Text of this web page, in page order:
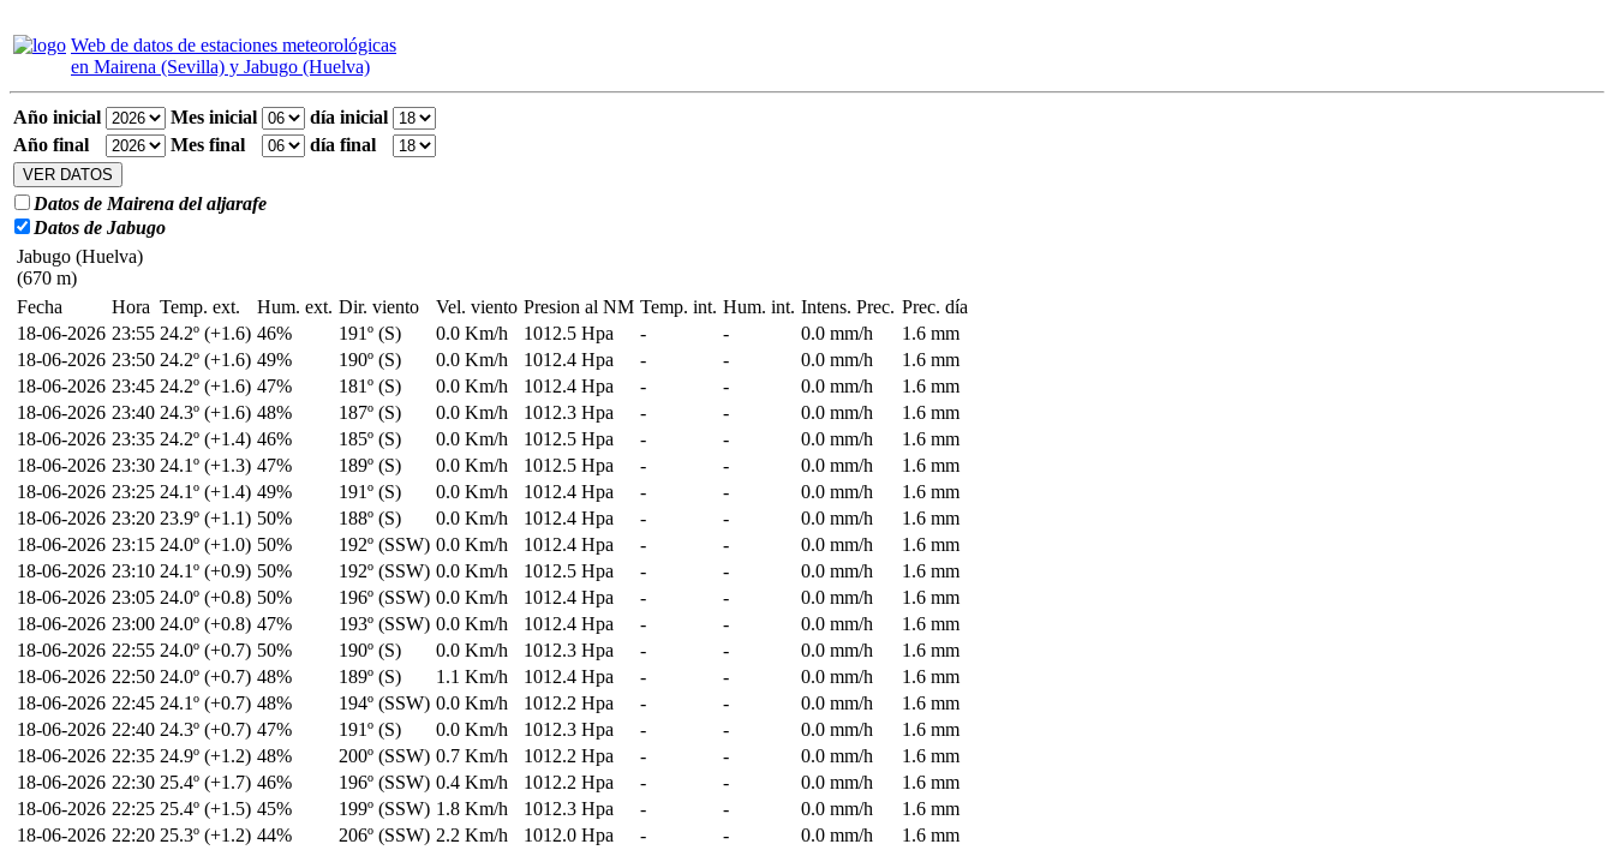
Web de datos de estaciones meteorológicas
en Mairena (Sevilla) y Jabugo (Huelva)
Año inicial Mes inicial
día inicial
Año final
Mes final día final
Datos de Mairena del aljarafe
Datos de Jabugo
Jabugo (Huelva)
(670 m)
Fecha
Hora Temp. ext. Hum. ext. Dir. viento Vel. viento Presion al NM Temp. int. Hum. int. Intens. Prec. Prec. día
18-06-2026 23:55 24.2º (+1.6) 46% 191º (S) 0.0 Km/h 1012.5 Hpa - - 0.0 mm/h
1.6 mm
18-06-2026 23:50 24.2º (+1.6) 49% 190º (S) 0.0 Km/h 1012.4 Hpa - - 0.0 mm/h
1.6 mm
18-06-2026 23:45 24.2º (+1.6) 47% 181º (S) 0.0 Km/h 1012.4 Hpa - - 0.0 mm/h
1.6 mm
18-06-2026 23:40 24.3º (+1.6) 48% 187º (S) 0.0 Km/h 1012.3 Hpa - - 0.0 mm/h
1.6 mm
18-06-2026 23:35 24.2º (+1.4) 46% 185º (S) 0.0 Km/h 1012.5 Hpa - - 0.0 mm/h
1.6 mm
18-06-2026 23:30 24.1º (+1.3) 47% 189º (S) 0.0 Km/h 1012.5 Hpa - - 0.0 mm/h
1.6 mm
18-06-2026 23:25 24.1º (+1.4) 49% 191º (S) 0.0 Km/h 1012.4 Hpa - - 0.0 mm/h
1.6 mm
18-06-2026 23:20 23.9º (+1.1) 50% 188º (S) 0.0 Km/h 1012.4 Hpa - - 0.0 mm/h
1.6 mm
18-06-2026 23:15 24.0º (+1.0) 50% 192º (SSW) 0.0 Km/h 1012.4 Hpa - - 0.0 mm/h
1.6 mm
18-06-2026 23:10 24.1º (+0.9) 50% 192º (SSW) 0.0 Km/h 1012.5 Hpa - - 0.0 mm/h
1.6 mm
18-06-2026 23:05 24.0º (+0.8) 50% 196º (SSW) 0.0 Km/h 1012.4 Hpa - - 0.0 mm/h
1.6 mm
18-06-2026 23:00 24.0º (+0.8) 47% 193º (SSW) 0.0 Km/h 1012.4 Hpa - - 0.0 mm/h
1.6 mm
18-06-2026 22:55 24.0º (+0.7) 50% 190º (S) 0.0 Km/h 1012.3 Hpa - - 0.0 mm/h
1.6 mm
18-06-2026 22:50 24.0º (+0.7) 48% 189º (S) 1.1 Km/h 1012.4 Hpa - - 0.0 mm/h
1.6 mm
18-06-2026 22:45 24.1º (+0.7) 48% 194º (SSW) 0.0 Km/h 1012.2 Hpa - - 0.0 mm/h
1.6 mm
18-06-2026 22:40 24.3º (+0.7) 47% 191º (S) 0.0 Km/h 1012.3 Hpa - - 0.0 mm/h
1.6 mm
18-06-2026 22:35 24.9º (+1.2) 48% 200º (SSW) 0.7 Km/h 1012.2 Hpa - - 0.0 mm/h
1.6 mm
18-06-2026 22:30 25.4º (+1.7) 46% 196º (SSW) 0.4 Km/h 1012.2 Hpa - - 0.0 mm/h
1.6 mm
18-06-2026 22:25 25.4º (+1.5) 45% 199º (SSW) 1.8 Km/h 1012.3 Hpa - - 0.0 mm/h
1.6 mm
18-06-2026 22:20 25.3º (+1.2) 44% 206º (SSW) 2.2 Km/h 1012.0 Hpa - - 0.0 mm/h
1.6 mm